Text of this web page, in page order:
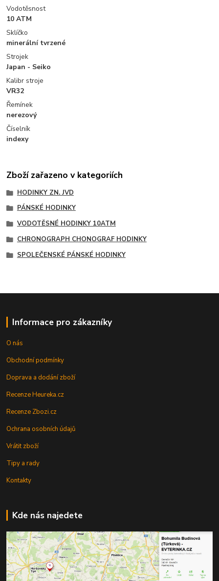
Vodotěsnost
10 ATM
Sklíčko
minerální tvrzené
Strojek
Japan - Seiko
Kalibr stroje
VR32
Řemínek
nerezový
Číselník
indexy
Zboží zařazeno v kategoriích
HODINKY ZN. JVD
PÁNSKÉ HODINKY
VODOTĚSNÉ HODINKY 10ATM
CHRONOGRAPH CHONOGRAF HODINKY
SPOLEČENSKÉ PÁNSKÉ HODINKY
Informace pro zákazníky
O nás
Obchodní podmínky
Doprava a dodání zboží
Recenze Heureka.cz
Recenze Zbozi.cz
Ochrana osobních údajů
Vrátit zboží
Tipy a rady
Kontakty
Kde nás najedete